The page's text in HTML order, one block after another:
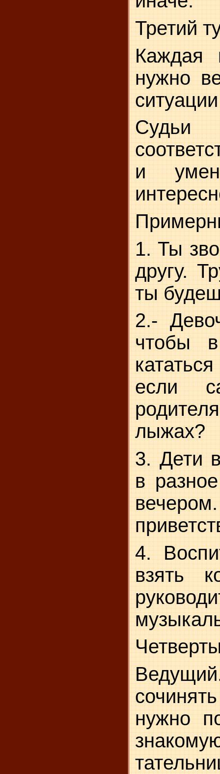
Третий
Каждая
нужно
Судьи
и
1. Ты
другу.
ты
2.-
чтобы
если
лыжах?
3. Дети
в
4.
взять
нужно